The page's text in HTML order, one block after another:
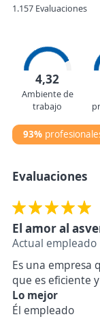
1.157 Evaluaciones
4,32
Ambiente de
trabajo
93%
Evaluaciones
El amor al
Actual empleado
Es una empresa
que es eficiente
Lo mejor
Él empleado